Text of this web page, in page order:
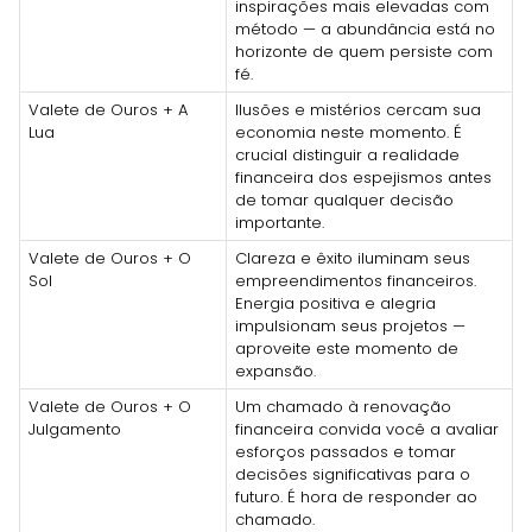
inspirações mais elevadas com
método — a abundância está no
horizonte de quem persiste com
fé.
Valete de Ouros + A
Lua
Ilusões e mistérios cercam sua
economia neste momento. É
crucial distinguir a realidade
financeira dos espejismos antes
de tomar qualquer decisão
importante.
Valete de Ouros + O
Sol
Clareza e êxito iluminam seus
empreendimentos financeiros.
Energia positiva e alegria
impulsionam seus projetos —
aproveite este momento de
expansão.
Valete de Ouros + O
Julgamento
Um chamado à renovação
financeira convida você a avaliar
esforços passados e tomar
decisões significativas para o
futuro. É hora de responder ao
chamado.